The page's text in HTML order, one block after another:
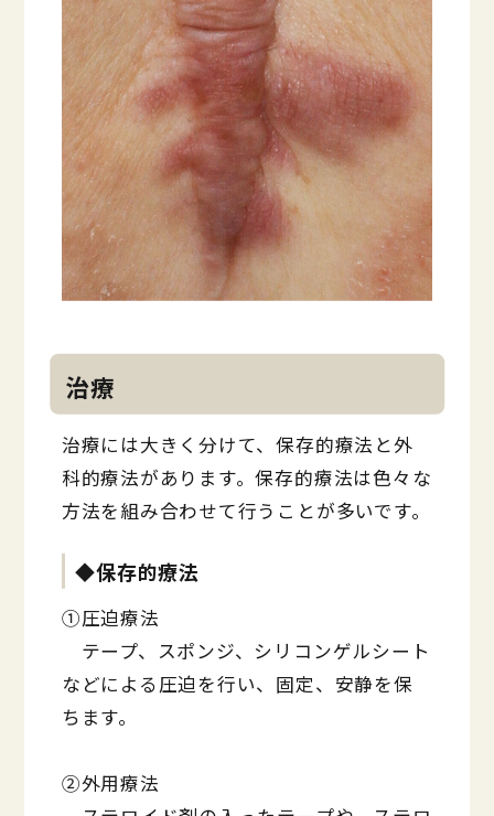
治療
治療には大きく分けて、保存的療法と外
科的療法があります。保存的療法は色々な
方法を組み合わせて行うことが多いです。
◆保存的療法
①圧迫療法
テープ、スポンジ、シリコンゲルシート
などによる圧迫を行い、固定、安静を保
ちます。
②外用療法